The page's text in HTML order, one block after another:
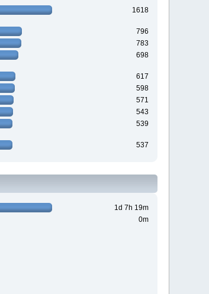
1618
796
783
698
617
598
571
543
539
537
1d 7h 19m
0m